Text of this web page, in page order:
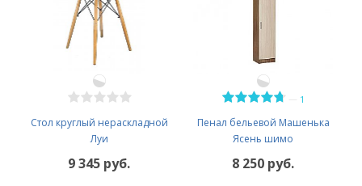
Стол круглый нераскладной
Луи
9 345 руб.
1
Пенал бельевой Машенька
Ясень шимо
8 250 руб.